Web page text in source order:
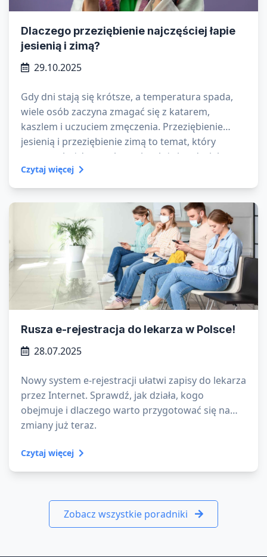
Dlaczego przeziębienie najczęściej łapie
jesienią i zimą?
29.10.2025
Gdy dni stają się krótsze, a temperatura spada,
wiele osób zaczyna zmagać się z katarem,
kaszlem i uczuciem zmęczenia. Przeziębienie
jesienią i przeziębienie zimą to temat, który
powraca każdego roku – niezależnie od wieku czy
stylu życia. Ale dlaczego chorujemy jesienią i zimą
częściej niż w cieplejszych miesiącach?
Czytaj więcej
Rusza e-rejestracja do lekarza w Polsce!
28.07.2025
Nowy system e-rejestracji ułatwi zapisy do lekarza
przez Internet. Sprawdź, jak działa, kogo
obejmuje i dlaczego warto przygotować się na
zmiany już teraz.
Czytaj więcej
Zobacz wszystkie poradniki